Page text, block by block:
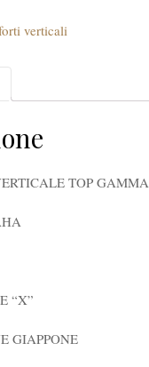
verticali
TOP GAMMA
“X”
GIAPPONE